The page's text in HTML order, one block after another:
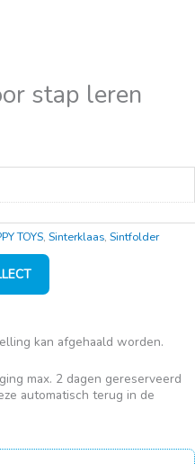
stap leren
TOYS, Sinterklaas, Sintfolder
kan afgehaald worden.
max. 2 dagen gereserveerd
automatisch terug in de